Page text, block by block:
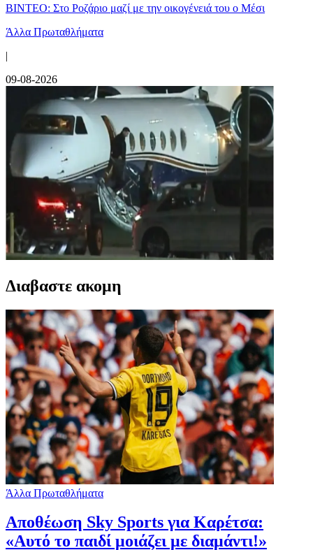
ΒΙΝΤΕΟ: Στο Ροζάριο μαζί με την οικογένειά του ο Μέσι
Άλλα Πρωταθλήματα
|
09-08-2026
Διαβαστε ακομη
Άλλα Πρωταθλήματα
Αποθέωση Sky Sports για Καρέτσα:
«Αυτό το παιδί μοιάζει με διαμάντι!»